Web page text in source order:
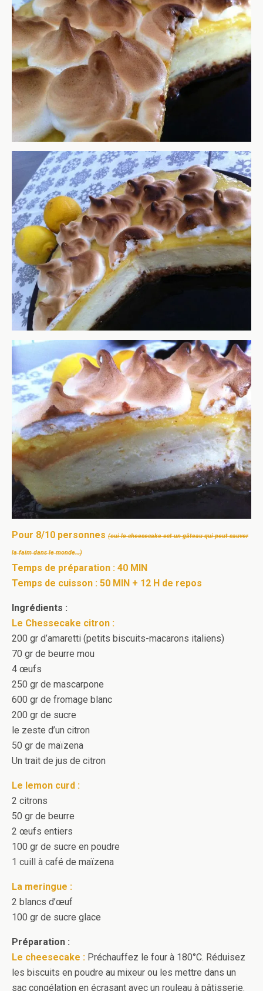
Pour 8/10 personnes (oui le cheesecake est un gâteau qui peut sauver
la faim dans le monde…)
Temps de préparation : 40 MIN
Temps de cuisson : 50 MIN + 12 H de repos
Ingrédients :
Le Chessecake citron :
200 gr d’amaretti (petits biscuits-macarons italiens)
70 gr de beurre mou
4 œufs
250 gr de mascarpone
600 gr de fromage blanc
200 gr de sucre
le zeste d’un citron
50 gr de maïzena
Un trait de jus de citron
Le lemon curd :
2 citrons
50 gr de beurre
2 œufs entiers
100 gr de sucre en poudre
1 cuill à café de maïzena
La meringue :
2 blancs d’œuf
100 gr de sucre glace
Préparation :
Le cheesecake : Préchauffez le four à 180°C. Réduisez
les biscuits en poudre au mixeur ou les mettre dans un
sac congélation en écrasant avec un rouleau à pâtisserie.